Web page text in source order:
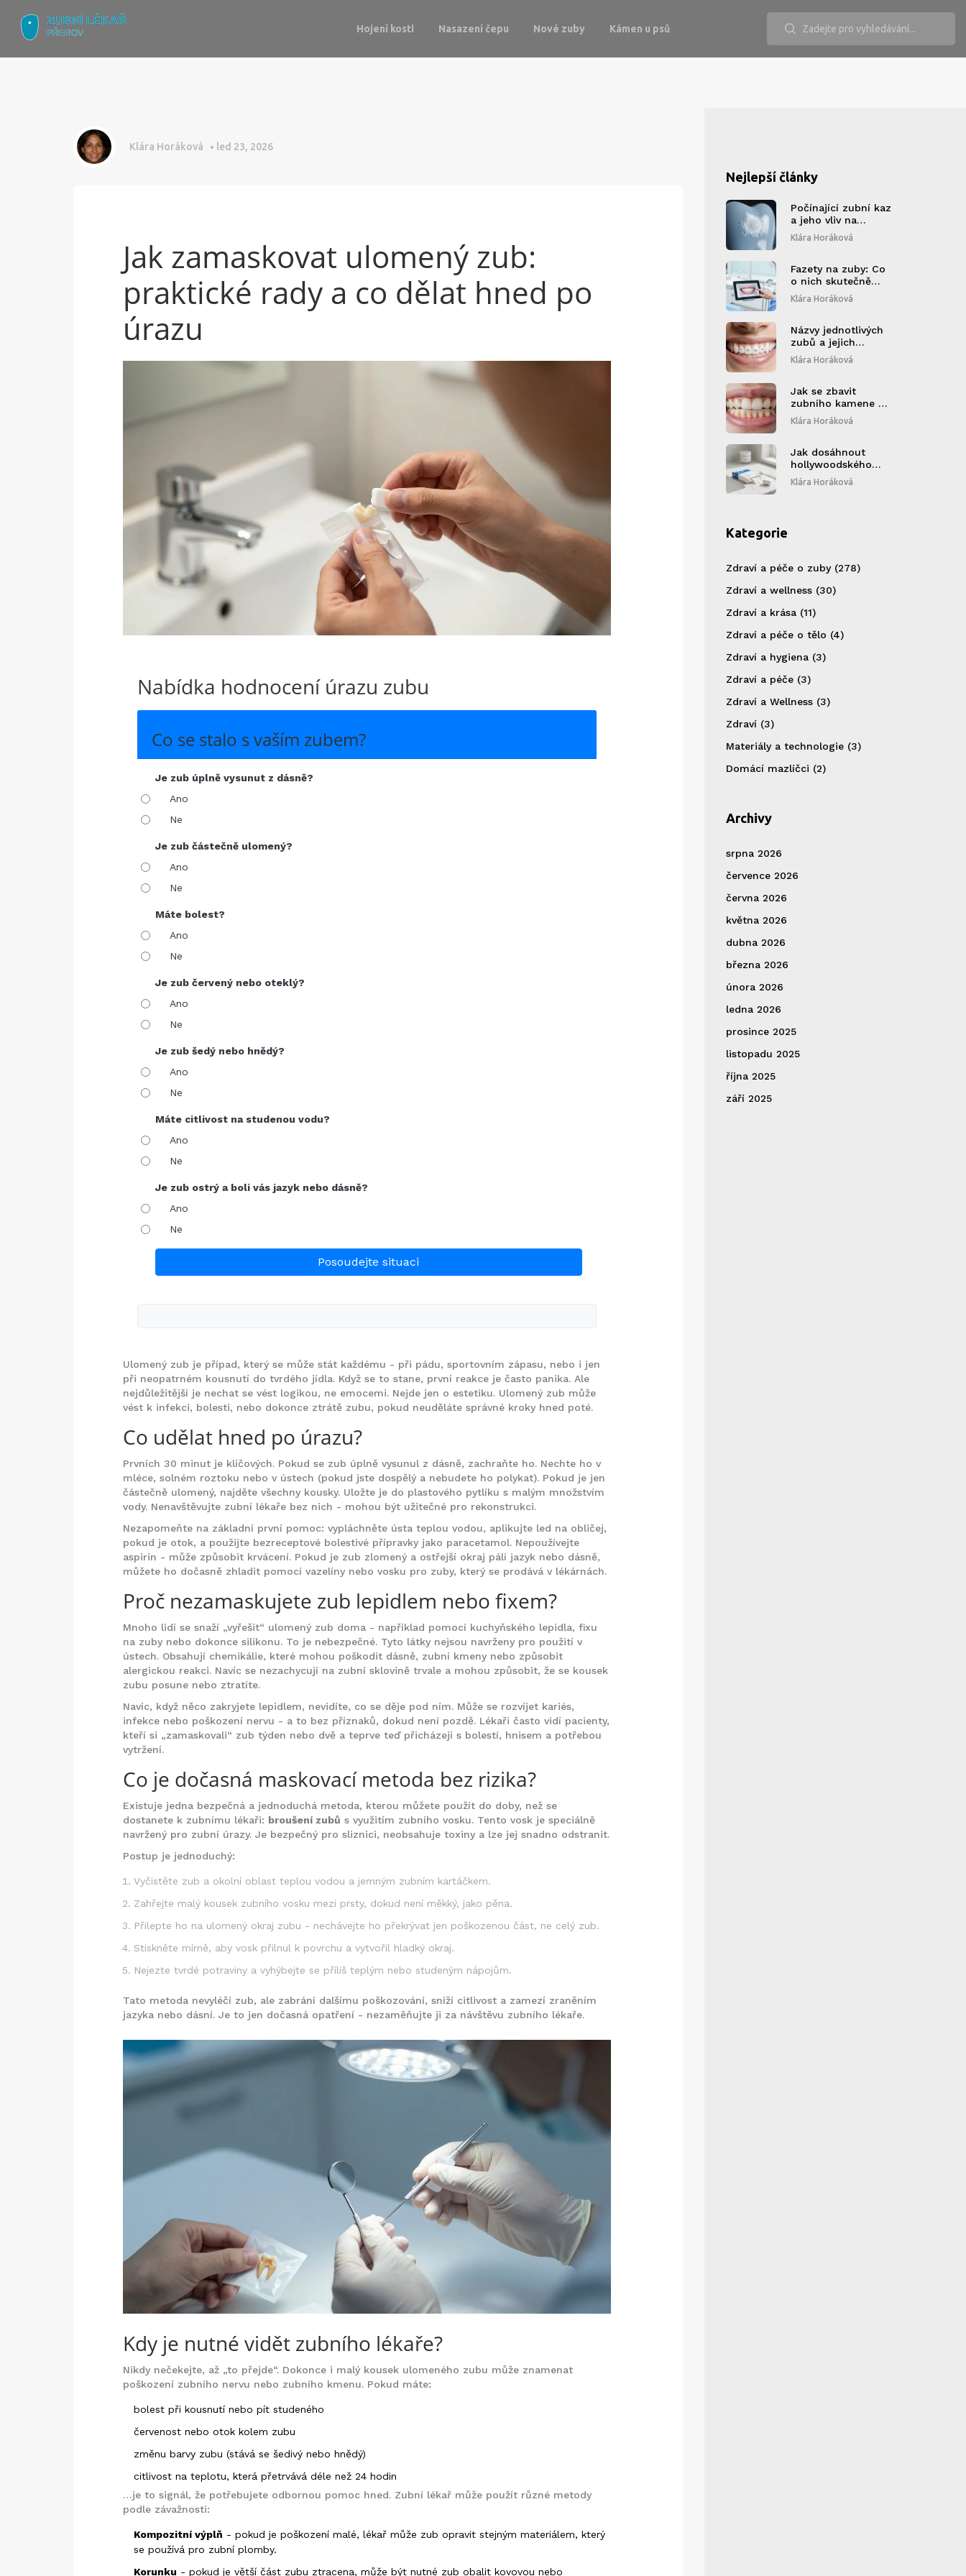
Hojení kosti Nasazení čepu Nové zuby Kámen u psů
Klára Horáková led 23, 2026
Jak zamaskovat ulomený zub:
praktické rady a co dělat hned po
úrazu
Nabídka hodnocení úrazu zubu
Co se stalo s vaším zubem?
Je zub úplně vysunut z dásně?
Ano
Ne
Je zub částečně ulomený?
Ano
Ne
Máte bolest?
Ano
Ne
Je zub červený nebo oteklý?
Ano
Ne
Je zub šedý nebo hnědý?
Ano
Ne
Máte citlivost na studenou vodu?
Ano
Ne
Je zub ostrý a boli vás jazyk nebo dásně?
Ano
Ne
Posoudejte situaci
Ulomený zub je případ, který se může stát každému - při pádu, sportovním zápasu, nebo i jen
při neopatrném kousnutí do tvrdého jídla. Když se to stane, první reakce je často panika. Ale
nejdůležitější je nechat se vést logikou, ne emocemi. Nejde jen o estetiku. Ulomený zub může
vést k infekci, bolesti, nebo dokonce ztrátě zubu, pokud neuděláte správné kroky hned poté.
Co udělat hned po úrazu?
Prvních 30 minut je klíčových. Pokud se zub úplně vysunul z dásně, zachraňte ho. Nechte ho v
mléce, solném roztoku nebo v ústech (pokud jste dospělý a nebudete ho polykat). Pokud je jen
částečně ulomený, najděte všechny kousky. Uložte je do plastového pytlíku s malým množstvím
vody. Nenavštěvujte zubní lékaře bez nich - mohou být užitečné pro rekonstrukci.
Nezapomeňte na základní první pomoc: vypláchněte ústa teplou vodou, aplikujte led na obličej,
pokud je otok, a použijte bezreceptové bolestivé přípravky jako paracetamol. Nepoužívejte
aspirin - může způsobit krvácení. Pokud je zub zlomený a ostřejší okraj pálí jazyk nebo dásně,
můžete ho dočasně zhladit pomocí vazelíny nebo vosku pro zuby, který se prodává v lékárnách.
Proč nezamaskujete zub lepidlem nebo fixem?
Mnoho lidí se snaží „vyřešit“ ulomený zub doma - například pomocí kuchyňského lepidla, fixu
na zuby nebo dokonce silikonu. To je nebezpečné. Tyto látky nejsou navrženy pro použití v
ústech. Obsahují chemikálie, které mohou poškodit dásně, zubní kmeny nebo způsobit
alergickou reakci. Navíc se nezachycují na zubní sklovině trvale a mohou způsobit, že se kousek
zubu posune nebo ztratíte.
Navíc, když něco zakryjete lepidlem, nevidíte, co se děje pod ním. Může se rozvíjet kariés,
infekce nebo poškození nervu - a to bez příznaků, dokud není pozdě. Lékaři často vidí pacienty,
kteří si „zamaskovali“ zub týden nebo dvě a teprve teď přicházejí s bolestí, hnisem a potřebou
vytržení.
Co je dočasná maskovací metoda bez rizika?
Existuje jedna bezpečná a jednoduchá metoda, kterou můžete použít do doby, než se
dostanete k zubnímu lékaři: broušení zubů s využitím zubního vosku. Tento vosk je speciálně
navržený pro zubní úrazy. Je bezpečný pro sliznici, neobsahuje toxiny a lze jej snadno odstranit.
Postup je jednoduchý:
Vyčistěte zub a okolní oblast teplou vodou a jemným zubním kartáčkem.
Zahřejte malý kousek zubního vosku mezi prsty, dokud není měkký, jako pěna.
Přilepte ho na ulomený okraj zubu - nechávejte ho překrývat jen poškozenou část, ne celý zub.
Stiskněte mírně, aby vosk přilnul k povrchu a vytvořil hladký okraj.
Nejezte tvrdé potraviny a vyhýbejte se příliš teplým nebo studeným nápojům.
Tato metoda nevyléčí zub, ale zabrání dalšímu poškozování, sníží citlivost a zamezí zraněním
jazyka nebo dásní. Je to jen dočasná opatření - nezaměňujte ji za návštěvu zubního lékaře.
Kdy je nutné vidět zubního lékaře?
Nikdy nečekejte, až „to přejde“. Dokonce i malý kousek ulomeného zubu může znamenat
poškození zubního nervu nebo zubního kmenu. Pokud máte:
bolest při kousnutí nebo pít studeného
červenost nebo otok kolem zubu
změnu barvy zubu (stává se šedivý nebo hnědý)
citlivost na teplotu, která přetrvává déle než 24 hodin
…je to signál, že potřebujete odbornou pomoc hned. Zubní lékař může použít různé metody
podle závažnosti:
Kompozitní výplň - pokud je poškození malé, lékař může zub opravit stejným materiálem, který
se používá pro zubní plomby.
Korunku - pokud je větší část zubu ztracena, může být nutné zub obalit kovovou nebo
Nejlepší články
Počínající zubní kaz
a jeho vliv na
celkové zdraví
Klára Horáková
Fazety na zuby: Co
o nich skutečně
říkají zubní lékaři?
Kompletní průvodce
Klára Horáková
Názvy jednotlivých
zubů a jejich
důležitost pro naše
zdraví
Klára Horáková
Jak se zbavit
zubního kamene na
zubech - přirozené
a profesionální
Klára Horáková
Jak dosáhnout
hollywoodského
úsměvu s bělicími
pásky na zuby:
Klára Horáková
Kategorie
Zdraví a péče o zuby (278)
Zdraví a wellness (30)
Zdraví a krása (11)
Zdraví a péče o tělo (4)
Zdraví a hygiena (3)
Zdraví a péče (3)
Zdraví a Wellness (3)
Zdraví (3)
Materiály a technologie (3)
Domácí mazlíčci (2)
Archivy
srpna 2026
července 2026
června 2026
května 2026
dubna 2026
března 2026
února 2026
ledna 2026
prosince 2025
listopadu 2025
října 2025
září 2025